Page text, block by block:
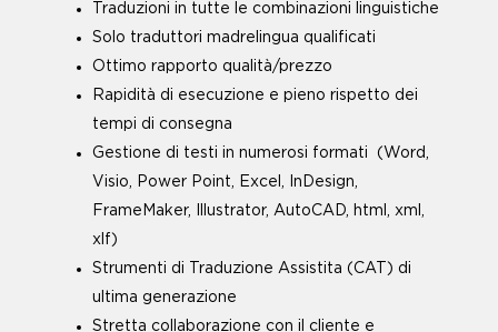
Traduzioni in tutte le combinazioni linguistiche
Solo traduttori madrelingua qualificati
Ottimo rapporto qualità/prezzo
Rapidità di esecuzione e pieno rispetto dei
tempi di consegna
Gestione di testi in numerosi formati (Word,
Visio, Power Point, Excel, InDesign,
FrameMaker, Illustrator, AutoCAD, html, xml,
xlf)
Strumenti di Traduzione Assistita (CAT) di
ultima generazione
Stretta collaborazione con il cliente e